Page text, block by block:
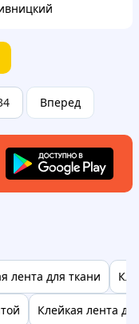
Вперед
лента для ткани
Клейкая лента